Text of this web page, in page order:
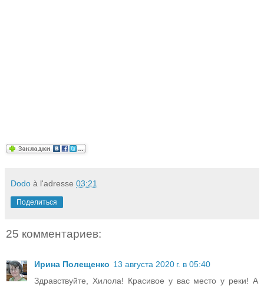
Dodo à l'adresse 03:21
Поделиться
25 комментариев:
Ирина Полещенко 13 августа 2020 г. в 05:40
Здравствуйте, Хилола! Красивое у вас место у реки! А